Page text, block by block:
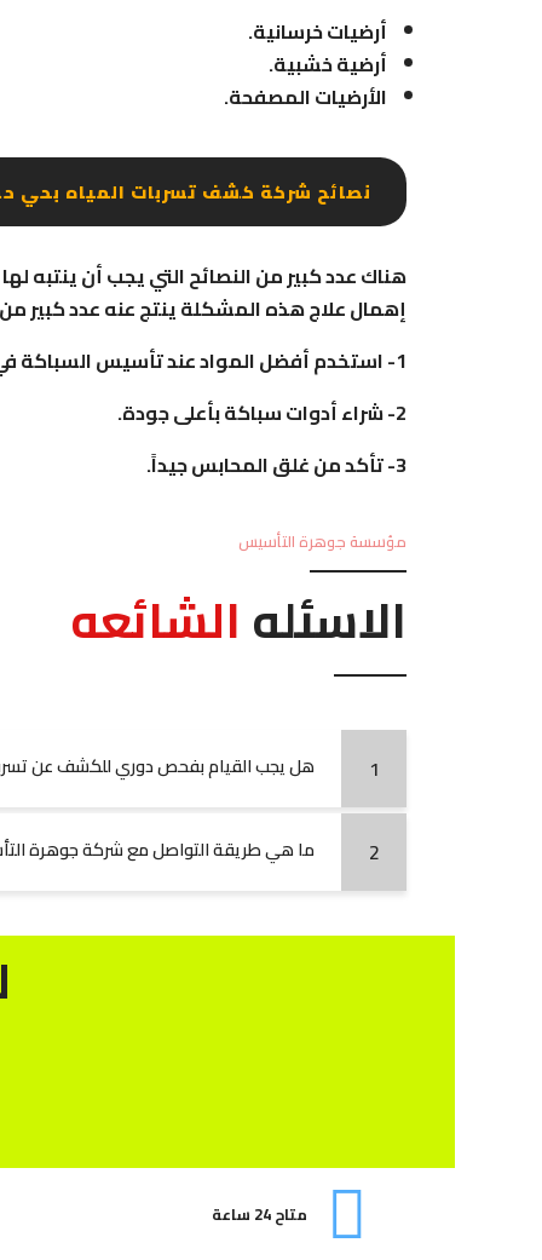
أرضيات خرسانية.
أرضية خشبية.
الأرضيات المصفحة.
نصائح شركة كشف تسربات المياه بحي
هناك عدد كبير من النصائح التي يجب أن ينتبه
إهمال علاج هذه المشكلة ينتج عنه عدد كبير
1- استخدم أفضل المواد عند تأسيس السباكة في المكان.
2- شراء أدوات سباكة بأعلى جودة.
3- تأكد من غلق المحابس جيداً.
مؤسسة جوهرة التأسيس
الاسئلهالشائعه
1 هل يجب القيام بفحص دوري للكشف عن
2 ما هي طريقة التواصل مع شركة جوهرة
متاح 24 ساعة